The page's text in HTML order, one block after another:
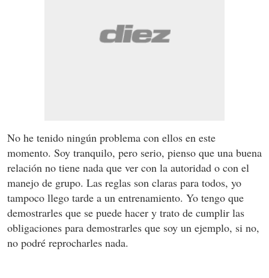
No he tenido ningún problema con ellos en este
momento. Soy tranquilo, pero serio, pienso que una buena
relación no tiene nada que ver con la autoridad o con el
manejo de grupo. Las reglas son claras para todos, yo
tampoco llego tarde a un entrenamiento. Yo tengo que
demostrarles que se puede hacer y trato de cumplir las
obligaciones para demostrarles que soy un ejemplo, si no,
no podré reprocharles nada.